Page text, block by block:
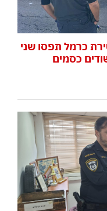
כרמל תפסו שני
כסמים